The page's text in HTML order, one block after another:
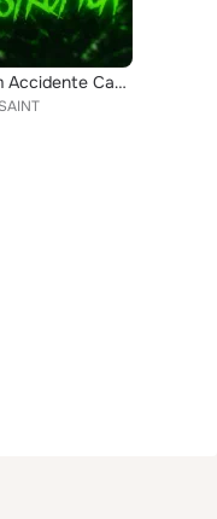
Montagem Accidente Catastrofica